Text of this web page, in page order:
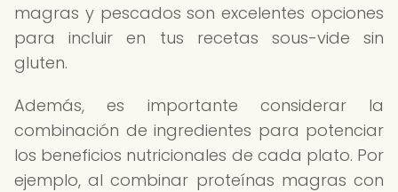
magras y pescados son excelentes opciones
para incluir en tus recetas sous-vide sin
gluten.
Además, es importante considerar la
combinación de ingredientes para potenciar
los beneficios nutricionales de cada plato. Por
ejemplo, al combinar proteínas magras con